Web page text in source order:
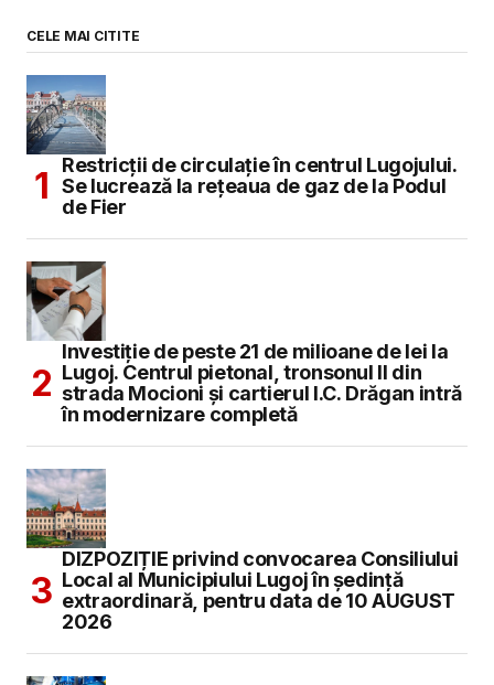
CELE MAI CITITE
Restricții de circulație în centrul Lugojului.
Se lucrează la rețeaua de gaz de la Podul
de Fier
Investiție de peste 21 de milioane de lei la
Lugoj. Centrul pietonal, tronsonul II din
strada Mocioni și cartierul I.C. Drăgan intră
în modernizare completă
DIZPOZIȚIE privind convocarea Consiliului
Local al Municipiului Lugoj în şedinţă
extraordinară, pentru data de 10 AUGUST
2026